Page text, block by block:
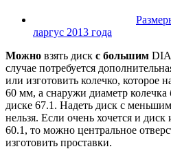
ларгус 2013 года
Можно взять диск с большим
случае потребуется
или изготовить колечко, которое
60 мм, а снаружи диаметр колечка
диске 67.1. Надеть диск с
нельзя. Если очень хочется и
60.1, то можно центральное
изготовить проставки.